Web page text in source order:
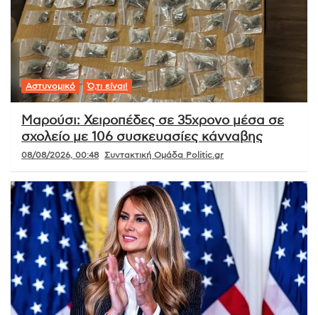
Αστυνομικό Ό,τι είναι!
Μαρούσι: Χειροπέδες σε 35χρονο μέσα σε
σχολείο με 106 συσκευασίες κάνναβης
08/08/2026, 00:48 Συντακτική Ομάδα Politic.gr